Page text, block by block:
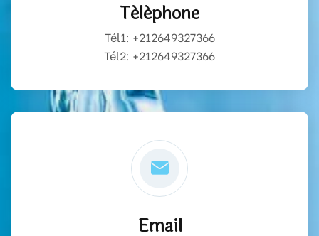
Téléphone
Tél1: +212649327366
Tél2: +212649327366
Email